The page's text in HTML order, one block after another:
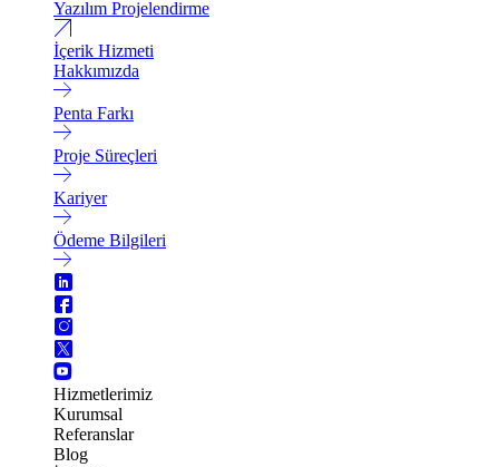
Yazılım Projelendirme
İçerik Hizmeti
Hakkımızda
Penta Farkı
Proje Süreçleri
Kariyer
Ödeme Bilgileri
Hizmetlerimiz
Kurumsal
Referanslar
Blog